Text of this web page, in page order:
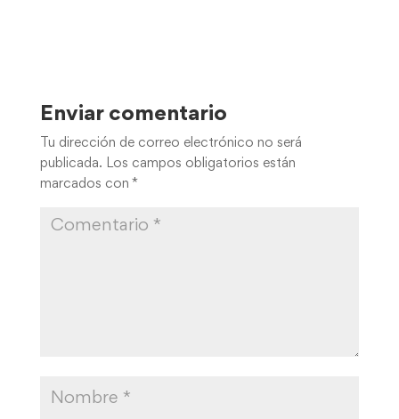
Enviar comentario
Tu dirección de correo electrónico no será
publicada.
Los campos obligatorios están
marcados con *